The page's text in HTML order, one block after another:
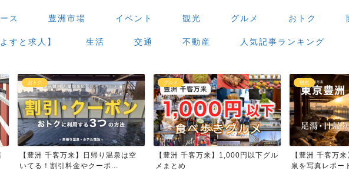
ス 豊洲市場 イベント 観光 グルメ おトク
よすと求人】 生活 交通 不動産 人気記事ランキング
客万来】日帰り温泉は空
割引料金やクーポ...
グルメ
【豊洲 千客万来】1,000円以下グル
メまとめ
観光
【豊洲 千客万来】足湯・日帰
泉を写真レポート